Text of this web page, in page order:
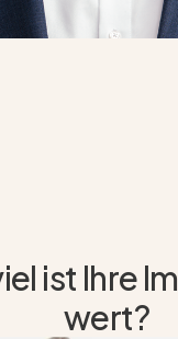
ist Ihre
wert?